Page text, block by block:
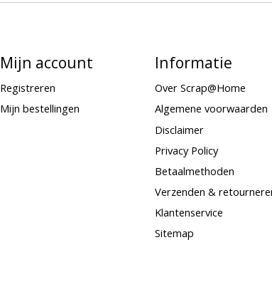
Mijn account
Registreren
Mijn bestellingen
Informatie
Over Scrap@Home
Algemene voorwaarden
Disclaimer
Privacy Policy
Betaalmethoden
Verzenden &
Klantenservice
Sitemap